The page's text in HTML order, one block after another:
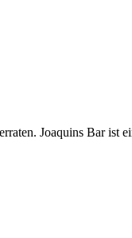
Joaquins Bar ist